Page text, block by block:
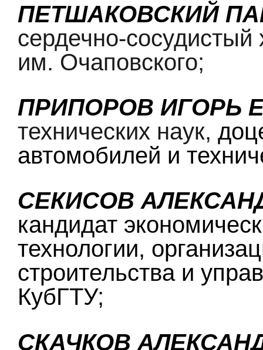
ПЕТШАКОВСКИЙ
сердечно-
им. Очаповского;
ПРИПОРОВ ИГОРЬ
технических наук,
автомобилей и
СЕКИСОВ
кандидат
технологии,
строительства и
КубГТУ;
СКАЧКОВ